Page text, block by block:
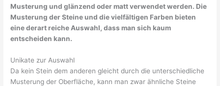
Musterung und glänzend oder matt verwendet werden. Die
Musterung der Steine und die vielfältigen Farben bieten
eine derart reiche Auswahl, dass man sich kaum
entscheiden kann.
Unikate zur Auswahl
Da kein Stein dem anderen gleicht durch die unterschiedliche
Musterung der Oberfläche, kann man zwar ähnliche Steine